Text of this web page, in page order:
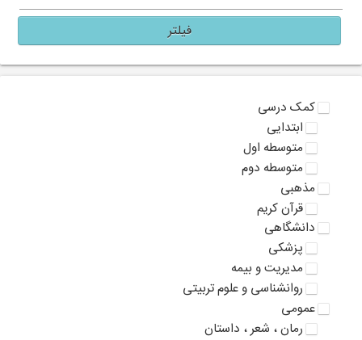
فیلتر
کمک درسی
ابتدایی
متوسطه اول
متوسطه دوم
مذهبی
قرآن کریم
دانشگاهی
پزشکی
مدیریت و بیمه
روانشناسی و علوم تربیتی
عمومی
رمان ، شعر ، داستان